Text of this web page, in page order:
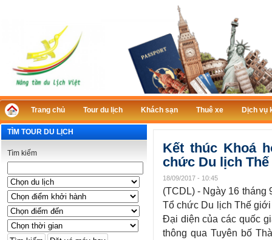
Trang chủ Tour du lịch Khách sạn Thuê xe Dịch vụ
TÌM TOUR DU LỊCH
Tìm kiếm
Kết thúc Khoá
chức Du lịch
18/09/2017 - 10:45
(TCDL) - Ngày 16 tháng
Tổ chức Du lịch Thế
Đại diện của các quốc
thông qua Tuyên bố